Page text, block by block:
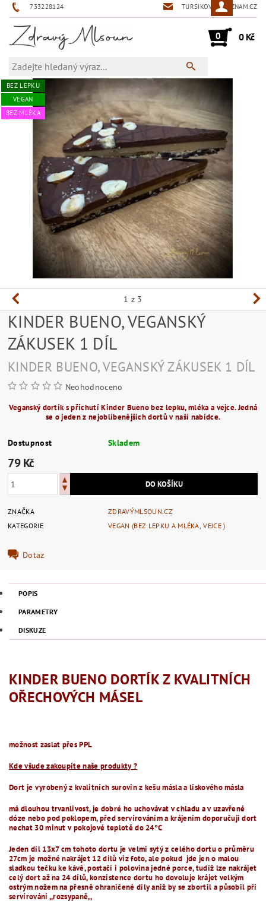
733228124 TURSIKOVA@SEZNAM.CZ
0 0 Kč
BEZ LEPKU
VEGAN
BEZ MLÉKA
1 z 3
KINDER BUENO, VEGANSKÝ
ZÁKUSEK 1 DÍL
KINDER BUENO, VEGANSKÝ ZÁKUSEK 1 DÍL
Neohodnoceno
Veganský dortík s příchutí Kinder Bueno bez lepku, mléka a vejce. Jedná
se o jeden z nejoblíbenějších dortů v naší nabídce.
Dostupnost Skladem
79 Kč
ZNAČKA
ZDRAVÝMLSOUN.CZ
KATEGORIE
VEGAN (BEZ LEPKU A MLÉKA, VEJCE )
Dotaz
POPIS
PARAMETRY
DISKUZE
KINDER BUENO DORTÍK Z KVALITNÍCH
OŘECHOVÝCH MÁSEL
možnost zaslat přes PPL
Kde všude zakoupíte naše produkty ?
Dort je vyrobený z kvalitních surovin z kešu másla a lískového másla
má dlouhou trvanlivost, je dobré ho uchovávat v chladu a v uzavřené
dóze nebo pod poklopem, před servírováním a krájením doporučuji dort
nechat 30 minut v pokojové teplotě do 24°C
Jeden díl 13x7 cm tohoto dortu je velmi sytý z celého dortu o průměru
27cm je možné nakrájet 12 dílů viz foto, ale pokud jde jen o malou
sladkou tečku ke kávě, postačí i polovina jedné porce, tudíž lze nakrájet
celý dort až na 24 dílů, konzistence dortu ho dovoluje krájet velkým
ostrým nožem na přesně ohraničené díly aniž by se zbortil a působil při
servírování ,,rozsypaně,,